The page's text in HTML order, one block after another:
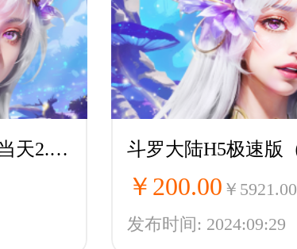
斗罗大陆H5极速版（当天2.5折）-魂环服
￥200.00 ￥5921.00
发布时间: 2024:09:29